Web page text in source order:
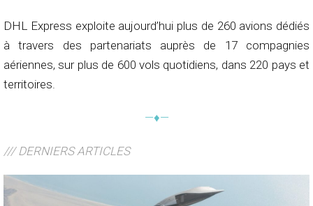
DHL Express exploite aujourd’hui plus de 260 avions dédiés
à travers des partenariats auprès de 17 compagnies
aériennes, sur plus de 600 vols quotidiens, dans 220 pays et
territoires.
—♦—
/// DERNIERS ARTICLES